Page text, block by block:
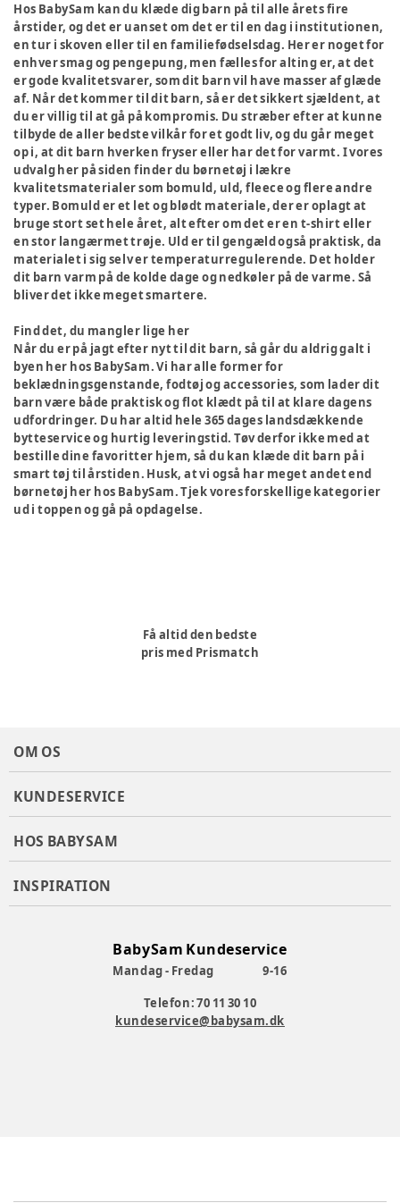
Hos BabySam kan du klæde dig barn på til alle årets fire
årstider, og det er uanset om det er til en dag i institutionen,
en tur i skoven eller til en familiefødselsdag. Her er noget for
enhver smag og pengepung, men fælles for alting er, at det
er gode kvalitetsvarer, som dit barn vil have masser af glæde
af. Når det kommer til dit barn, så er det sikkert sjældent, at
du er villig til at gå på kompromis. Du stræber efter at kunne
tilbyde de aller bedste vilkår for et godt liv, og du går meget
op i, at dit barn hverken fryser eller har det for varmt. I vores
udvalg her på siden finder du børnetøj i lækre
kvalitetsmaterialer som bomuld, uld, fleece og flere andre
typer. Bomuld er et let og blødt materiale, der er oplagt at
bruge stort set hele året, alt efter om det er en t-shirt eller
en stor langærmet trøje. Uld er til gengæld også praktisk, da
materialet i sig selv er temperaturregulerende. Det holder
dit barn varm på de kolde dage og nedkøler på de varme. Så
bliver det ikke meget smartere.
Find det, du mangler lige her
Når du er på jagt efter nyt til dit barn, så går du aldrig galt i
byen her hos BabySam. Vi har alle former for
beklædningsgenstande, fodtøj og accessories, som lader dit
barn være både praktisk og flot klædt på til at klare dagens
udfordringer. Du har altid hele 365 dages landsdækkende
bytteservice og hurtig leveringstid. Tøv derfor ikke med at
bestille dine favoritter hjem, så du kan klæde dit barn på i
smart tøj til årstiden. Husk, at vi også har meget andet end
børnetøj her hos BabySam. Tjek vores forskellige kategorier
ud i toppen og gå på opdagelse.
Få altid den bedste
pris med Prismatch
OM OS
KUNDESERVICE
HOS BABYSAM
INSPIRATION
BabySam Kundeservice
Mandag - Fredag
9-16
Telefon: 70 11 30 10
kundeservice@babysam.dk